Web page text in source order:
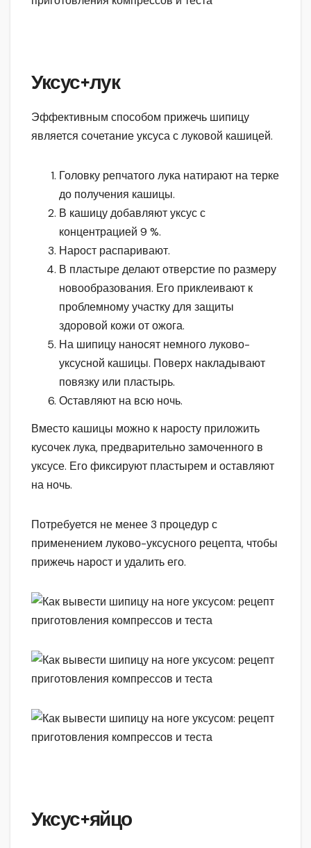
Уксус+лук
Эффективным способом прижечь шипицу
является сочетание уксуса с луковой кашицей.
Головку репчатого лука натирают на терке
до получения кашицы.
В кашицу добавляют уксус с
концентрацией 9 %.
Нарост распаривают.
В пластыре делают отверстие по размеру
новообразования. Его приклеивают к
проблемному участку для защиты
здоровой кожи от ожога.
На шипицу наносят немного луково-
уксусной кашицы. Поверх накладывают
повязку или пластырь.
Оставляют на всю ночь.
Вместо кашицы можно к наросту приложить
кусочек лука, предварительно замоченного в
уксусе. Его фиксируют пластырем и оставляют
на ночь.
Потребуется не менее 3 процедур с
применением луково-уксусного рецепта, чтобы
прижечь нарост и удалить его.
Уксус+яйцо